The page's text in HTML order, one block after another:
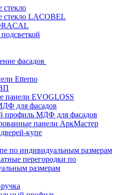
стекло
стекло LACOBEL
фасадов
Etterno
панели EVOGLOSS
для фасадов
профиль МДФ для фасадов
панели АркМастер
купе
по индивидуальным размерам
перегородки по
размерам